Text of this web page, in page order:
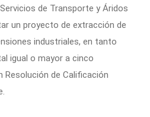
de Transporte y Áridos
un proyecto de extracción de
industriales, en tanto
igual o mayor a cinco
de Calificación